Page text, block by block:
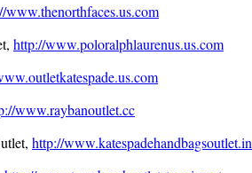
www.thenorthfaces.us.com
http://www.poloralphlaurenus.us.com
www.raybanoutlet.cc
http://